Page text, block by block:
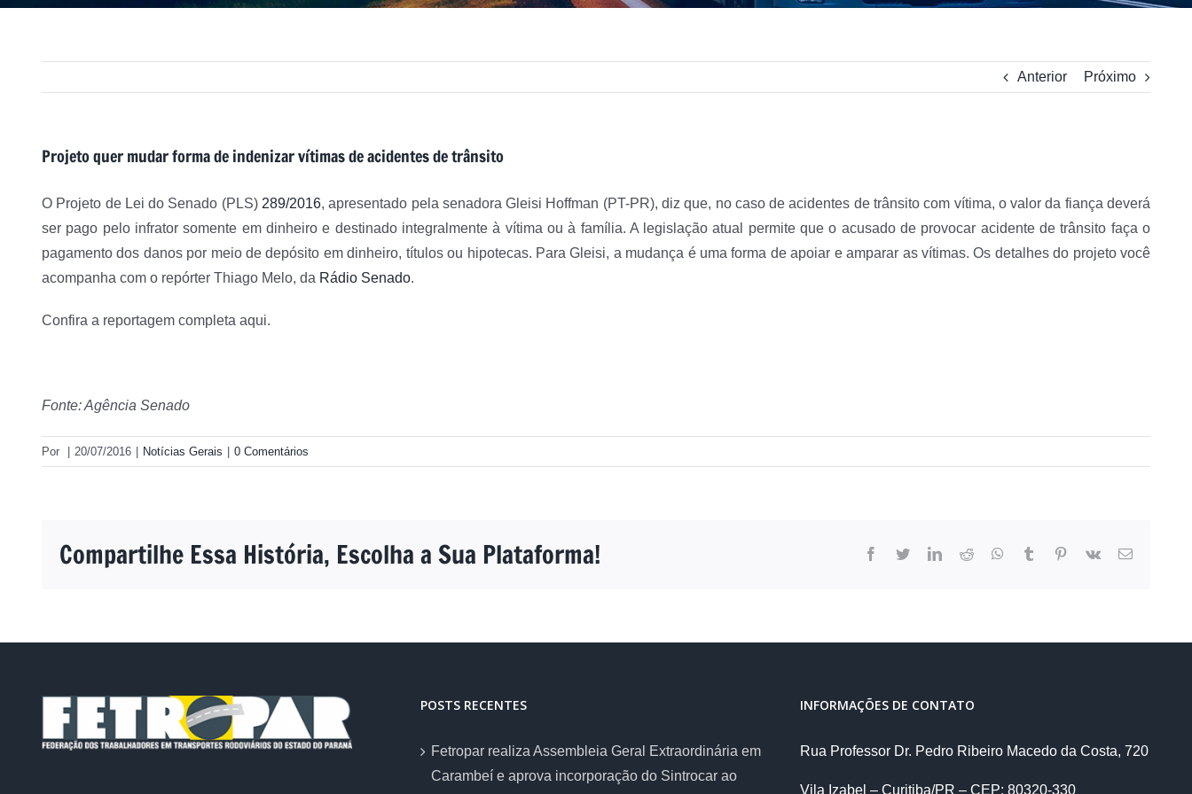
Anterior Próximo
Projeto quer mudar forma de indenizar vítimas de acidentes de trânsito
O Projeto de Lei do Senado (PLS) 289/2016, apresentado pela senadora Gleisi Hoffman (PT-PR), diz que, no caso de acidentes de trânsito com vítima, o valor da fiança deverá
ser pago pelo infrator somente em dinheiro e destinado integralmente à vítima ou à família. A legislação atual permite que o acusado de provocar acidente de trânsito faça o
pagamento dos danos por meio de depósito em dinheiro, títulos ou hipotecas. Para Gleisi, a mudança é uma forma de apoiar e amparar as vítimas. Os detalhes do projeto você
acompanha com o repórter Thiago Melo, da Rádio Senado.
Confira a reportagem completa aqui.
Fonte: Agência Senado
Por 20/07/2016 Notícias Gerais 0 Comentários
Compartilhe Essa História, Escolha a Sua Plataforma! facebook
twitterlinkedinreddit whatsapptumblr pinterest
vk
E-
POSTS RECENTES
Fetropar realiza Assembleia Geral Extraordinária em
Carambeí e aprova incorporação do Sintrocar ao
INFORMAÇÕES DE CONTATO
Rua Professor Dr. Pedro Ribeiro Macedo da Costa, 720
Vila Izabel – Curitiba/PR – CEP: 80320-330